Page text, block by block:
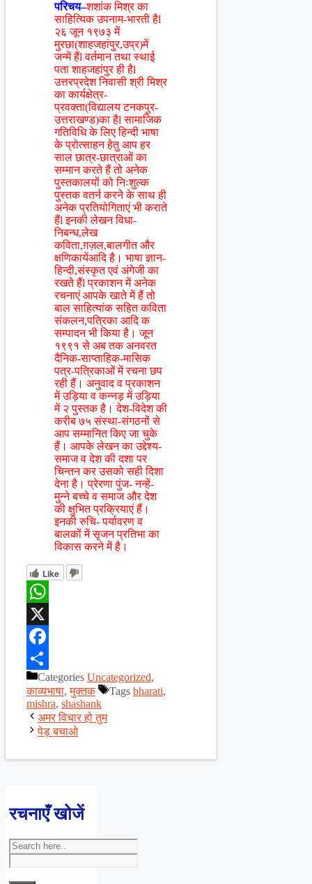
परिचय–शशांक मिश्र का
साहित्यिक उपनाम-भारती हैl
२६ जून १९७३ में
मुरछा(शाहजहांपुर,उप्र)में
जन्में हैंl वर्तमान तथा स्थाई
पता शाहजहांपुर ही हैl
उत्तरप्रदेश निवासी श्री मिश्र
का कार्यक्षेत्र-
प्रवक्ता(विद्यालय टनकपुर-
उत्तराखण्ड)का हैl सामाजिक
गतिविधि के लिए हिन्दी भाषा
के प्रोत्साहन हेतु आप हर
साल छात्र-छात्राओं का
सम्मान करते हैं तो अनेक
पुस्तकालयों को निःशुल्क
पुस्तक वतर्न करने के साथ ही
अनेक प्रतियोगिताएं भी कराते
हैंl इनकी लेखन विधा-
निबन्ध,लेख
कविता,ग़ज़ल,बालगीत और
क्षणिकायेंआदि है। भाषा ज्ञान-
हिन्दी,संस्कृत एवं अंगेजी का
रखते हैंl प्रकाशन में अनेक
रचनाएं आपके खाते में हैं तो
बाल साहित्यांक सहित कविता
संकलन,पत्रिका आदि क
सम्पादन भी किया है। जून
१९९१ से अब तक अनवरत
दैनिक-साप्ताहिक-मासिक
पत्र-पत्रिकाओं में रचना छप
रही हैं। अनुवाद व प्रकाशन
में उड़िया व कन्नड़ में उड़िया
में २ पुस्तक है। देश-विदेश की
करीब ७५ संस्था-संगठनों से
आप सम्मानित किए जा चुके
हैं। आपके लेखन का उद्देश्य-
समाज व देश की दशा पर
चिन्तन कर उसको सही दिशा
देना है। प्रेरणा पुंज- नन्हें-
मुन्ने बच्चे व समाज और देश
की क्षुभित प्रक्रियाएं हैं।
इनकी रुचि- पर्यावरण व
बालकों में सृजन प्रतिभा का
विकास करने में है।
Like
WhatsApp
X
Facebook
ShareCategories Uncategorized,
काव्यभाषा,मुक्तक Tags bharati,
mishra, shashank
अमर विचार हो तुम
पेड़ बचाओ
रचनाएँ खोजें